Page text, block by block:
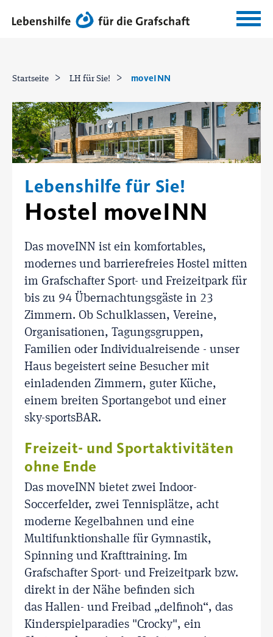
Startseite LH für Sie! moveINN
Hostel moveINN
Lebenshilfe für Sie!
Das moveINN ist ein komfortables,
modernes und barrierefreies Hostel mitten
im Grafschafter Sport- und Freizeitpark für
bis zu 94 Übernachtungsgäste in 23
Zimmern. Ob Schulklassen, Vereine,
Organisationen, Tagungsgruppen,
Familien oder Individualreisende - unser
Haus begeistert seine Besucher mit
einladenden Zimmern, guter Küche,
einem breiten Sportangebot und einer
sky-sportsBAR.
Freizeit- und Sportaktivitäten
ohne Ende
Das moveINN bietet zwei Indoor-
Soccerfelder, zwei Tennisplätze, acht
moderne Kegelbahnen und eine
Multifunktionshalle für Gymnastik,
Spinning und Krafttraining. Im
Grafschafter Sport- und Freizeitpark bzw.
direkt in der Nähe befinden sich
das Hallen- und Freibad „delfinoh“, das
Kinderspielparadies "Crocky", ein